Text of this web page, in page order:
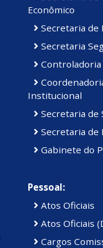
Econômico
Secretaria de
Secretaria
Controladoria
Institucional
Secretaria de
Secretaria de
Gabinete do
Pessoal:
Atos Oficiais
Atos Oficiais
Cargos